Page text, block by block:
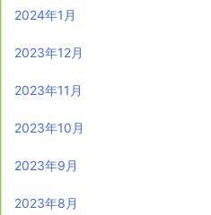
2024年1月
2023年12月
2023年11月
2023年10月
2023年9月
2023年8月